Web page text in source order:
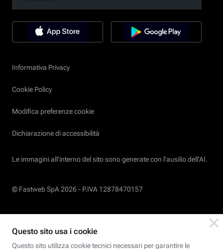
Informativa Privacy
Cookie Policy
Modifica preferenze cookie
Dichiarazione di accessibilità
Le immagini all’interno del sito sono generate con l'ausilio dell'AI.
© Fastweb SpA 2026 - P.IVA 12878470157